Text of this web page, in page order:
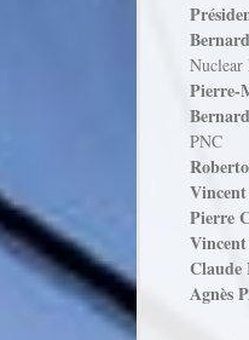
Nuclear
Pierre-
PNC
Pierre
Claude
Agnès